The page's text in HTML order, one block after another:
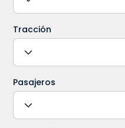
Tracción
Pasajeros